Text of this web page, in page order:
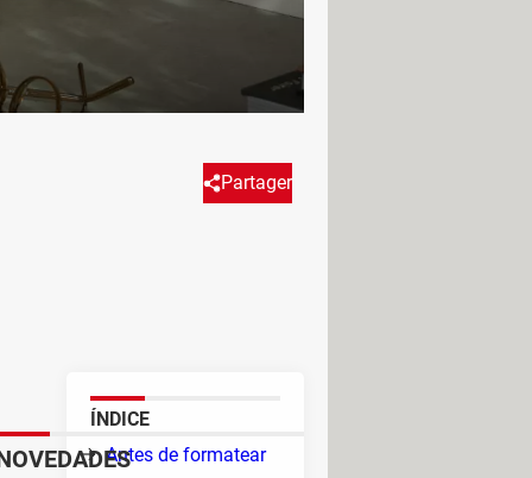
Partager
está ento o inestable.
pero es importante
ÍNDICE
Antes de formatear